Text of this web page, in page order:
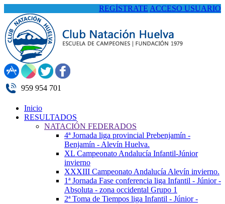
REGÍSTRATE ACCESO USUARIO
959 954 701
Inicio
RESULTADOS
NATACIÓN FEDERADOS
4ª Jornada liga provincial Prebenjamín -
Benjamín - Alevín Huelva.
XL Campeonato Andalucía Infantil-Júnior
invierno
XXXIII Campeonato Andalucía Alevín invierno.
1ª Jornada Fase conferencia liga Infantil - Júnior -
Absoluta - zona occidental Grupo 1
2ª Toma de Tiempos liga Infantil - Júnior -